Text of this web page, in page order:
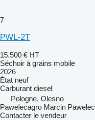
7
PWL-2T
15.500 € HT
Séchoir à grains mobile
2026
État neuf
Carburant diesel
Pologne, Olesno
Pawelecagro Marcin Pawelec
Contacter le vendeur